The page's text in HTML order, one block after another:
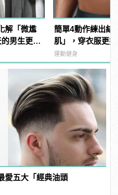
解「微尷
男生更有
型男
簡單4動作練出結
肌」，穿衣服更
運動健身
愛五大「經典油頭